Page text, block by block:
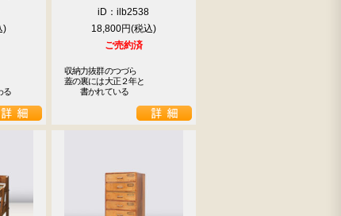
る
iD：ilb2538
18,800円
ご売約済
収納力抜群のつづら
蓋の裏には大正２年と
書かれている